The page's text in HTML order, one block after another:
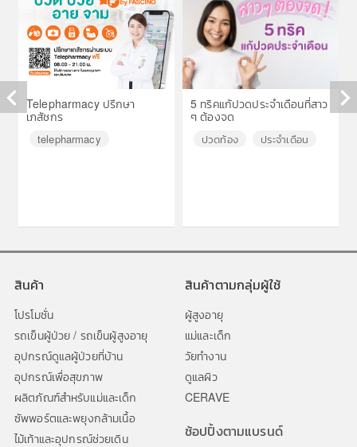
Telepharmacy ปรึกษา
เภสัชกร
telepharmacy
5 ทริคแก้ปวดประจำเดือนที่สาว
ๆ ต้องจด
ปวดท้อง ประจำเดือน
สินค้า
โปรโมชั่น
รถเข็นผู้ป่วย / รถเข็นผู้สูงอายุ
อุปกรณ์ดูแลผู้ป่วยที่บ้าน
อุปกรณ์เพื่อสุขภาพ
ผลิตภัณฑ์สำหรับแม่และเด็ก
ซัพพอร์ตและพยุงกล้ามเนื้อ
ไม้เท้าและอุปกรณ์ช่วยเดิน
สินค้าตามกลุ่มผู้ใช้
ผู้สูงอายุ
แม่และเด็ก
วัยทำงาน
ดูแลผิว
CERAVE
ช้อปปิ้งตามแบรนด์